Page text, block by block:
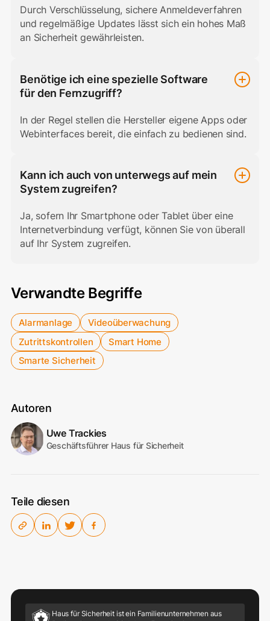
Durch Verschlüsselung, sichere Anmeldeverfahren
und regelmäßige Updates lässt sich ein hohes Maß
an Sicherheit gewährleisten.
Benötige ich eine spezielle Software
für den Fernzugriff?
In der Regel stellen die Hersteller eigene Apps oder
Webinterfaces bereit, die einfach zu bedienen sind.
Kann ich auch von unterwegs auf mein
System zugreifen?
Ja, sofern Ihr Smartphone oder Tablet über eine
Internetverbindung verfügt, können Sie von überall
auf Ihr System zugreifen.
Verwandte Begriffe
Alarmanlage
Videoüberwachung
Zutrittskontrollen
Smart Home
Smarte Sicherheit
Autoren
Uwe Trackies
Geschäftsführer Haus für Sicherheit
Teile diesen
Haus für Sicherheit ist ein Familienunternehmen aus